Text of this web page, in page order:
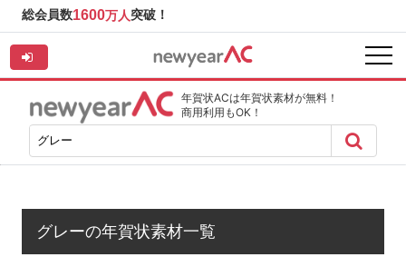
総会員数1600万人突破！
年賀状ACは年賀状素材が無料！
商用利用もOK！
グレーの年賀状素材一覧